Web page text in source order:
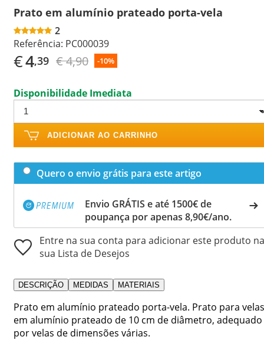
Prato em alumínio prateado porta-vela
2
Referência: PC000039
€4,39 € 4,90 -10%
Disponibilidade Imediata
ADICIONAR AO CARRINHO
Quero o envio grátis para este artigo
Envio GRÁTIS e até 1500€ de
poupança por apenas 8,90€/ano.
Entre na sua conta para adicionar este produto na
sua Lista de Desejos
DESCRIÇÃO MEDIDAS MATERIAIS
Prato em alumínio prateado porta-vela. Prato para velas
em alumínio prateado de 10 cm de diâmetro, adequado
por velas de dimensões várias.